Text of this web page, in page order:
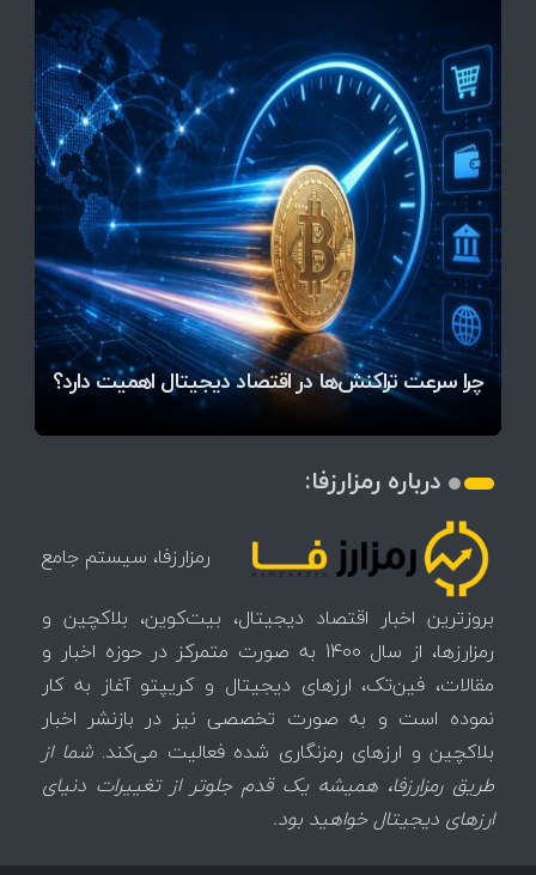
چرا سرعت تراکنش‌ها در اقتصاد دیجیتال اهمیت دارد؟
آخرین وضعیت بازار رمزارزها در جهان / مهم‌ترین
تهدید بیت‌کوین مشخص شد
اتفاق تاریخی در بازار رمزارزها / بیت‌کوین سبز شد
قیمت تتر، بیت‌کوین و اتریوم امروز دوشنبه ۵ مرداد
۱۴۰۵ | بیت‌کوین این مرز را از دست بدهد، همه‌چیز
تغییر می‌کند
رقابت پنهان دولت‌ها بر سر بیت‌کوین/ ۱۰ کشور برتر
کدامند؟
اتفاق مهم در بازار رمزارزها / بیت‌کوین وارد فاز تازه شد
تازه‌ترین رسوایی ارز دیجیتال؛ شکایت میلیاردی روی
میز / ۶۲۲ بیت‌کوین کجا رفت؟
بحران بدهی شرکت‌ها و خطر فروش اجباری میلیاردها
دلار بیت‌کوین
درباره رمزارزفا:
رمزارزفا، سیستم جامع
بروزترین اخبار اقتصاد دیجیتال، بیت‌کوین، بلاکچین و
رمزارزها، از سال 1400 به صورت متمرکز در حوزه اخبار و
مقالات، فین‌تک، ارزهای‌ دیجیتال و کریپتو آغاز به کار
نموده است و به صورت تخصصی نیز در بازنشر اخبار
بلاکچین و ارزهای رمزنگاری شده فعالیت می‌کند.شما از
طریق رمزارزفا، همیشه یک قدم جلوتر از تغییرات دنیای
ارزهای دیجیتال خواهید بود.